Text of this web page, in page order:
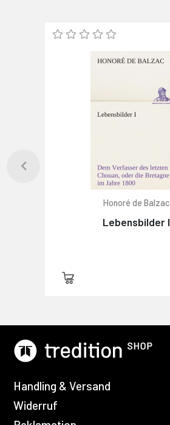
Honoré de Balzac
Lebensbilder I
Handling & Versand
Widerruf